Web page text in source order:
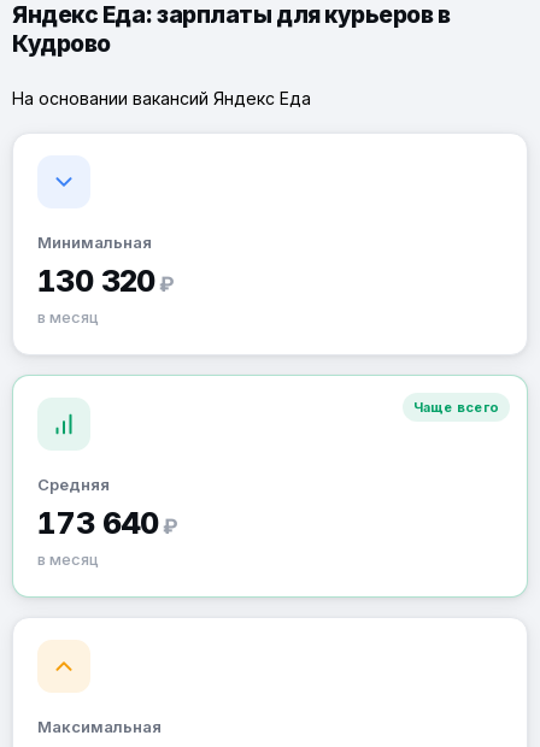
Яндекс Еда: зарплаты для курьеров в
Кудрово
На основании вакансий Яндекс Еда
Минимальная
130 320 ₽
в месяц
Чаще всего
Средняя
173 640 ₽
в месяц
Максимальная